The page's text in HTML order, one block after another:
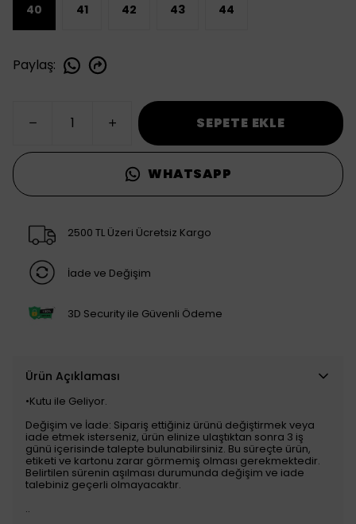
40 41 42 43 44
Paylaş:
SEPETE EKLE
WHATSAPP
2500 TL Üzeri Ücretsiz Kargo
İade ve Değişim
3D Security ile Güvenli Ödeme
Ürün Açıklaması
•Kutu ile Geliyor.
Değişim ve İade: Sipariş ettiğiniz ürünü değiştirmek veya
iade etmek isterseniz, ürün elinize ulaştıktan sonra 3 iş
günü içerisinde talepte bulunabilirsiniz. Bu süreçte ürün,
etiketi ve kartonu zarar görmemiş olması gerekmektedir.
Belirtilen sürenin aşılması durumunda değişim ve iade
talebiniz geçerli olmayacaktır.
..